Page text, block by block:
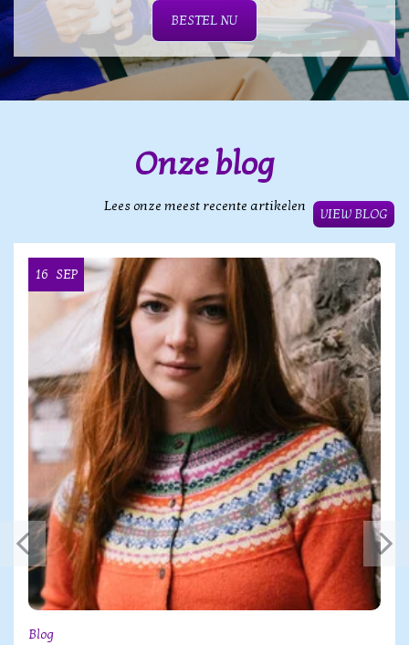
BESTEL NU
Onze blog
Lees onze meest recente artikelen
VIEW BLOG
16 SEP
Blog